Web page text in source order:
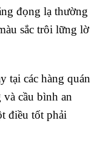
đọng lạ thường
sắc trôi lững lờ
tại các hàng quán
cầu bình an
điều tốt phải